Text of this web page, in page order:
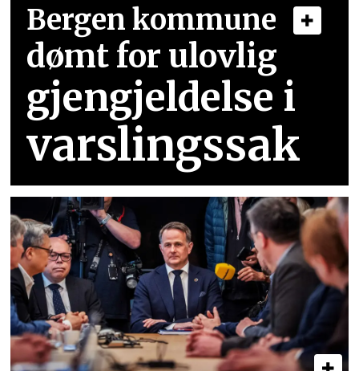
Bergen kommune
dømt for ulovlig
gjengjeldelse i
varslingssak